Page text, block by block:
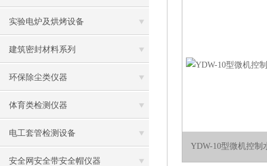
实验电炉及烘烤设备
建筑密封材料系列
环保除尘类仪器
体育类检测仪器
电工套管检测设备
安全网安全带安全帽仪器
YDW-10型微机控制